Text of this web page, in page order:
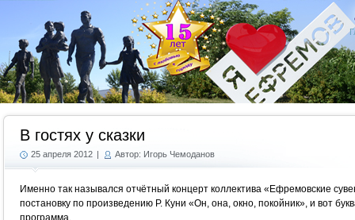
В гостях у сказки
25 апреля 2012 | Автор: Игорь Чемоданов
Именно так назывался отчётный концерт коллектива «Ефремовские
постановку по произведению Р. Куни «Он, она, окно, покойник», и вот
программа.